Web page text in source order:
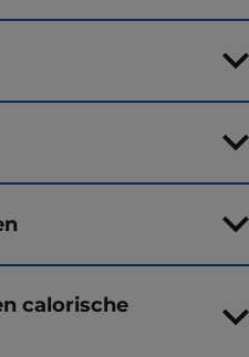
calorische